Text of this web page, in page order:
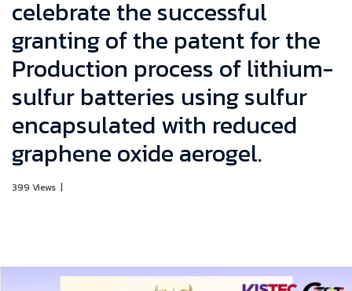
celebrate the successful
granting of the patent for the
Production process of lithium-
sulfur batteries using sulfur
encapsulated with reduced
graphene oxide aerogel.
399 Views |